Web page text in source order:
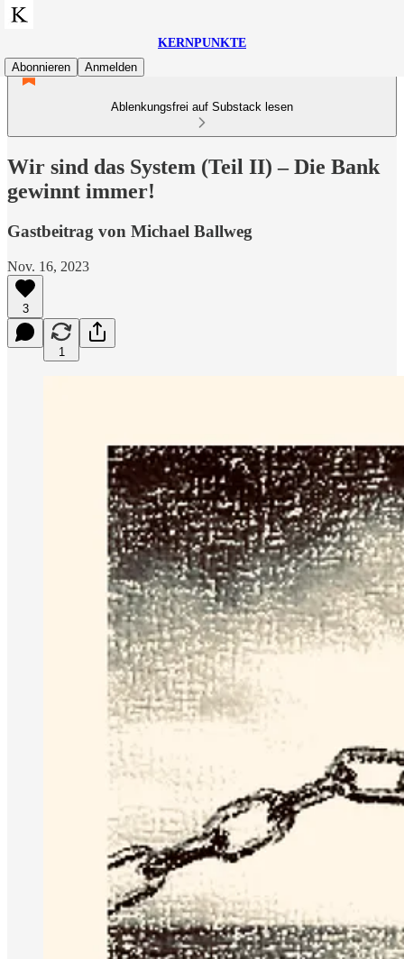
KERNPUNKTE
Abonnieren
Anmelden
Ablenkungsfrei auf Substack lesen
Wir sind das System (Teil II) – Die Bank
gewinnt immer!
Gastbeitrag von Michael Ballweg
Nov. 16, 2023
3
1